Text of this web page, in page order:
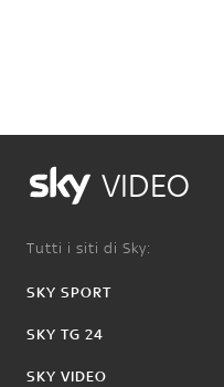
VIDEO
Tutti i siti di Sky:
SKY SPORT
SKY TG 24
SKY VIDEO